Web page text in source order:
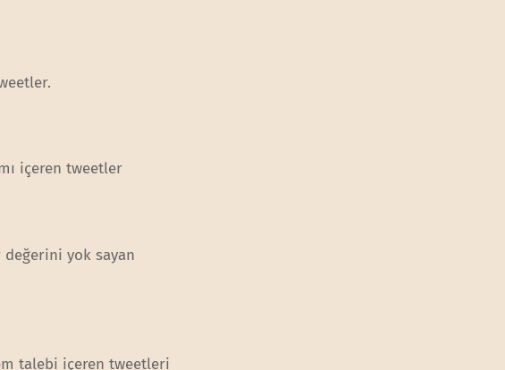
içeren tweetler
değerini yok sayan
talebi içeren tweetleri